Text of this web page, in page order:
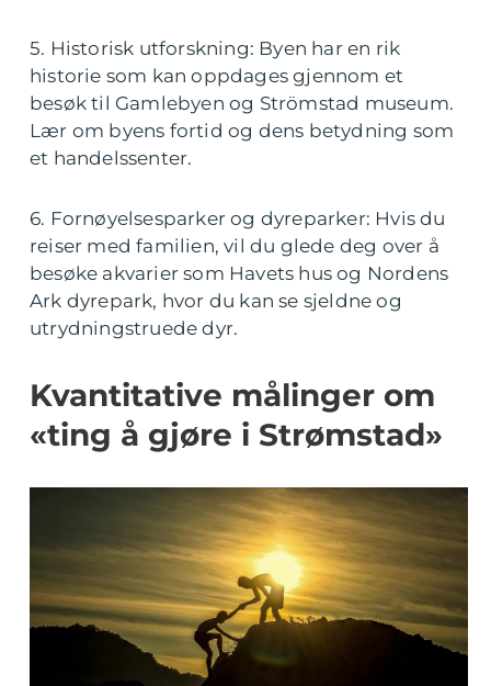
5. Historisk utforskning: Byen har en rik
historie som kan oppdages gjennom et
besøk til Gamlebyen og Strömstad museum.
Lær om byens fortid og dens betydning som
et handelssenter.
6. Fornøyelsesparker og dyreparker: Hvis du
reiser med familien, vil du glede deg over å
besøke akvarier som Havets hus og Nordens
Ark dyrepark, hvor du kan se sjeldne og
utrydningstruede dyr.
Kvantitative målinger om
«ting å gjøre i Strømstad»